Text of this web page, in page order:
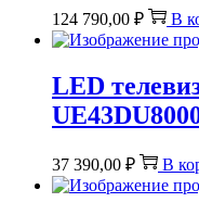
124 790,00 ₽ В
LED
37 390,00 ₽ В